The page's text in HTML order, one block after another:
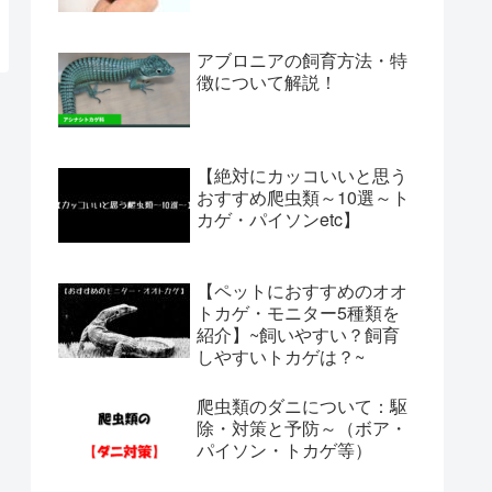
アブロニアの飼育方法・特
徴について解説！
【絶対にカッコいいと思う
おすすめ爬虫類～10選～ト
カゲ・パイソンetc】
【ペットにおすすめのオオ
トカゲ・モニター5種類を
紹介】~飼いやすい？飼育
しやすいトカゲは？~
爬虫類のダニについて：駆
除・対策と予防～（ボア・
パイソン・トカゲ等）